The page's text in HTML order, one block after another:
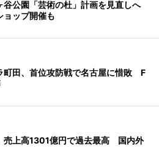
谷公園「芸術の杜」計画を見直しへ
ョップ開催も
町田、首位攻防戦で名古屋に惜敗 F
売上高1301億円で過去最高 国内外